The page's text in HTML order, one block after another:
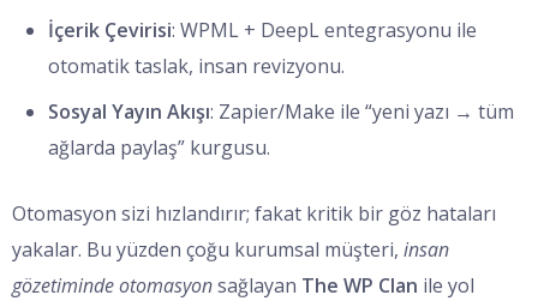
İçerik Çevirisi: WPML + DeepL entegrasyonu ile
otomatik taslak, insan revizyonu.
Sosyal Yayın Akışı: Zapier/Make ile “yeni yazı → tüm
ağlarda paylaş” kurgusu.
Otomasyon sizi hızlandırır; fakat kritik bir göz hataları
yakalar. Bu yüzden çoğu kurumsal müşteri, insan
gözetiminde otomasyonsağlayan The WP Clan ile yol